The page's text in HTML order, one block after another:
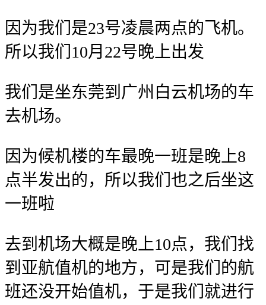
因为我们是23号凌晨两点的飞机。
所以我们10月22号晚上出发
我们是坐东莞到广州白云机场的车
去机场。
因为候机楼的车最晚一班是晚上8
点半发出的，所以我们也之后坐这
一班啦
去到机场大概是晚上10点，我们找
到亚航值机的地方，可是我们的航
班还没开始值机，于是我们就进行